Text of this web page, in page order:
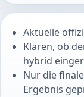
Aktuelle
Klären, ob
hybrid
Nur die
Ergebnis